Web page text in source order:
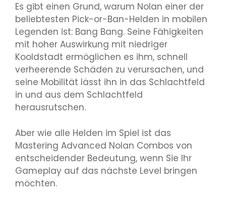
Es gibt einen Grund, warum Nolan einer der
beliebtesten Pick-or-Ban-Helden in mobilen
Legenden ist: Bang Bang. Seine Fähigkeiten
mit hoher Auswirkung mit niedriger
Kooldstadt ermöglichen es ihm, schnell
verheerende Schäden zu verursachen, und
seine Mobilität lässt ihn in das Schlachtfeld
in und aus dem Schlachtfeld
herausrutschen.
Aber wie alle Helden im Spiel ist das
Mastering Advanced Nolan Combos von
entscheidender Bedeutung, wenn Sie Ihr
Gameplay auf das nächste Level bringen
möchten.